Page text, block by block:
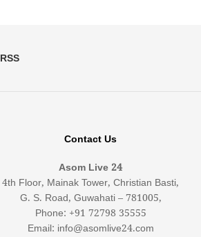
RSS
Contact Us
Asom Live 24
4th Floor, Mainak Tower, Christian Basti,
G. S. Road, Guwahati – 781005,
Phone: +91 72798 35555
Email: info@asomlive24.com